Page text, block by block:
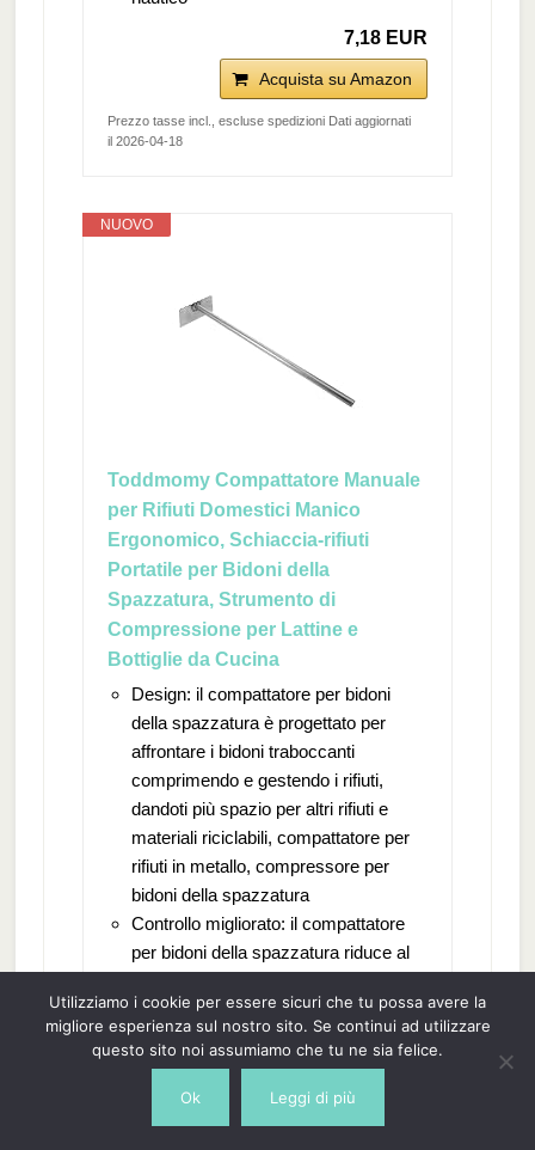
7,18 EUR
Acquista su Amazon
Prezzo tasse incl., escluse spedizioni Dati aggiornati
il 2026-04-18
NUOVO
Toddmomy Compattatore Manuale
per Rifiuti Domestici Manico
Ergonomico, Schiaccia-rifiuti
Portatile per Bidoni della
Spazzatura, Strumento di
Compressione per Lattine e
Bottiglie da Cucina
Design: il compattatore per bidoni
della spazzatura è progettato per
affrontare i bidoni traboccanti
comprimendo e gestendo i rifiuti,
dandoti più spazio per altri rifiuti e
materiali riciclabili, compattatore per
rifiuti in metallo, compressore per
bidoni della spazzatura
Controllo migliorato: il compattatore
per bidoni della spazzatura riduce al
ristoranti, mense e cucine
domestiche, compattatore per bidoni
della spazzatura, macchina
compattatrice
Riciclaggio: utilizzare la capacità di
Utilizziamo i cookie per essere sicuri che tu possa avere la
migliore esperienza sul nostro sito. Se continui ad utilizzare
questo sito noi assumiamo che tu ne sia felice.
Ok Leggi di più